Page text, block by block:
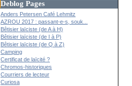
Deblog Pages
Anders Petersen Café Lehmitz
AZROU 2017 : passant-e-s, souk...
Bêtisier laïciste (de A à H)
Bêtisier laïciste (de I à P)
Bêtisier laïciste (de Q à Z)
Camping
Certificat de laïcité ?
Chromos-historiques
Courriers de lecteur
Curiosa